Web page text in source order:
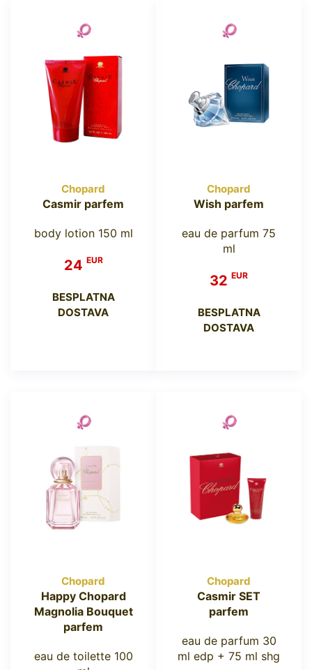
Chopard
Casmir parfem
body lotion 150 ml
24 EUR
BESPLATNA
DOSTAVA
Chopard
Wish parfem
eau de parfum 75
ml
32 EUR
BESPLATNA
DOSTAVA
Chopard
Happy Chopard
Magnolia Bouquet
parfem
eau de toilette 100
Chopard
Casmir SET
parfem
eau de parfum 30
ml edp + 75 ml shg